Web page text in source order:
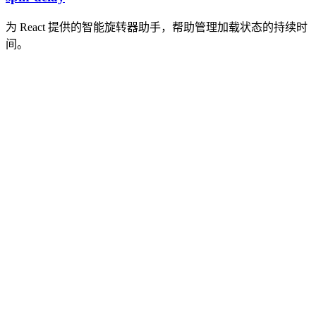
为 React 提供的智能旋转器助手，帮助管理加载状态的持续时
间。